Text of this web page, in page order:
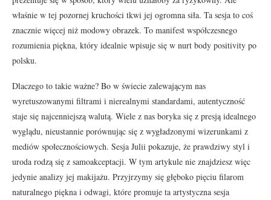
właśnie w tej pozornej kruchości tkwi jej ogromna siła. Ta sesja to coś
znacznie więcej niż modowy obrazek. To manifest współczesnego
rozumienia piękna, który idealnie wpisuje się w nurt body positivity po
polsku.
Dlaczego to takie ważne? Bo w świecie zalewającym nas
wyretuszowanymi filtrami i nierealnymi standardami, autentyczność
staje się najcenniejszą walutą. Wiele z nas boryka się z presją idealnego
wyglądu, nieustannie porównując się z wygładzonymi wizerunkami z
mediów społecznościowych. Sesja Julii pokazuje, że prawdziwy styl i
uroda rodzą się z samoakceptacji. W tym artykule nie znajdziesz więc
jedynie analizy jej makijażu. Przyjrzymy się głęboko pięciu filarom
naturalnego piękna i odwagi, które promuje ta artystyczna sesja